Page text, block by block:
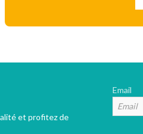
et profitez de
Email